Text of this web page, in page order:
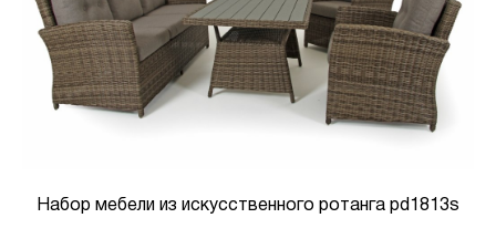
Набор мебели из искусственного ротанга pd1813s